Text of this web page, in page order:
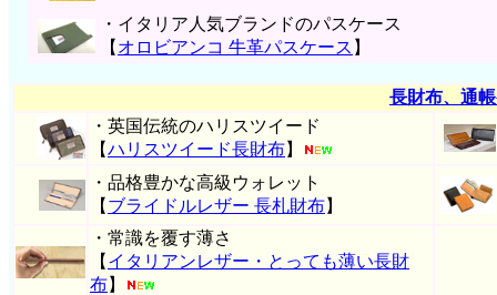
・イタリア人気ブランドのパスケース
【 オロビアンコ 牛革パスケース 】
長財布、通
・英国伝統のハリスツイード
【ハリスツイード長財布】
・品格豊かな高級ウォレット
【 ブライドルレザー 長札財布】
・常識を覆す薄さ
【 イタリアンレザー・とっても薄い長財
布】